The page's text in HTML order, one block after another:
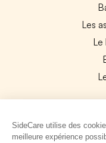
Les
Le
SideCare utilise des
meilleure expérience